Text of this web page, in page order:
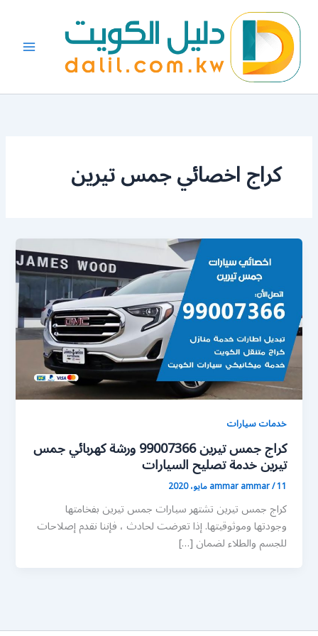
المحتوى
كراج اخصائي جمس تيرين
خدمات سيارات
كراج جمس تيرين 99007366 ورشة كهربائي جمس
تيرين خدمة تصليح السيارات
ammar ammar/11 مايو، 2020
كراج جمس تيرين تشتهر سيارات جمس تيرين بفخامتها
وجودتها وموثوقيتها. إذا تعرضت لحادث ، فإننا نقدم إصلاحات
للجسم والطلاء لضمان […]